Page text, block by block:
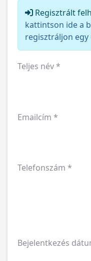
Regisztrált
kattintson ide a
regisztráljon
Teljes név*
Emailcím *
Telefonszám *
Bejelentkezés